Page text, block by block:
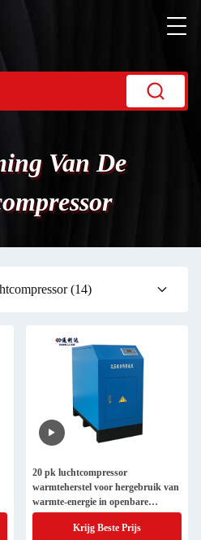
Van De
(14)
20 pk luchtcompressor
warmteherstel voor hergebruik van
warmte-energie in openbare
instellingen
Krijg Beste Prijs